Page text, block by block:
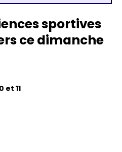
sportives
ce dimanche
et 11